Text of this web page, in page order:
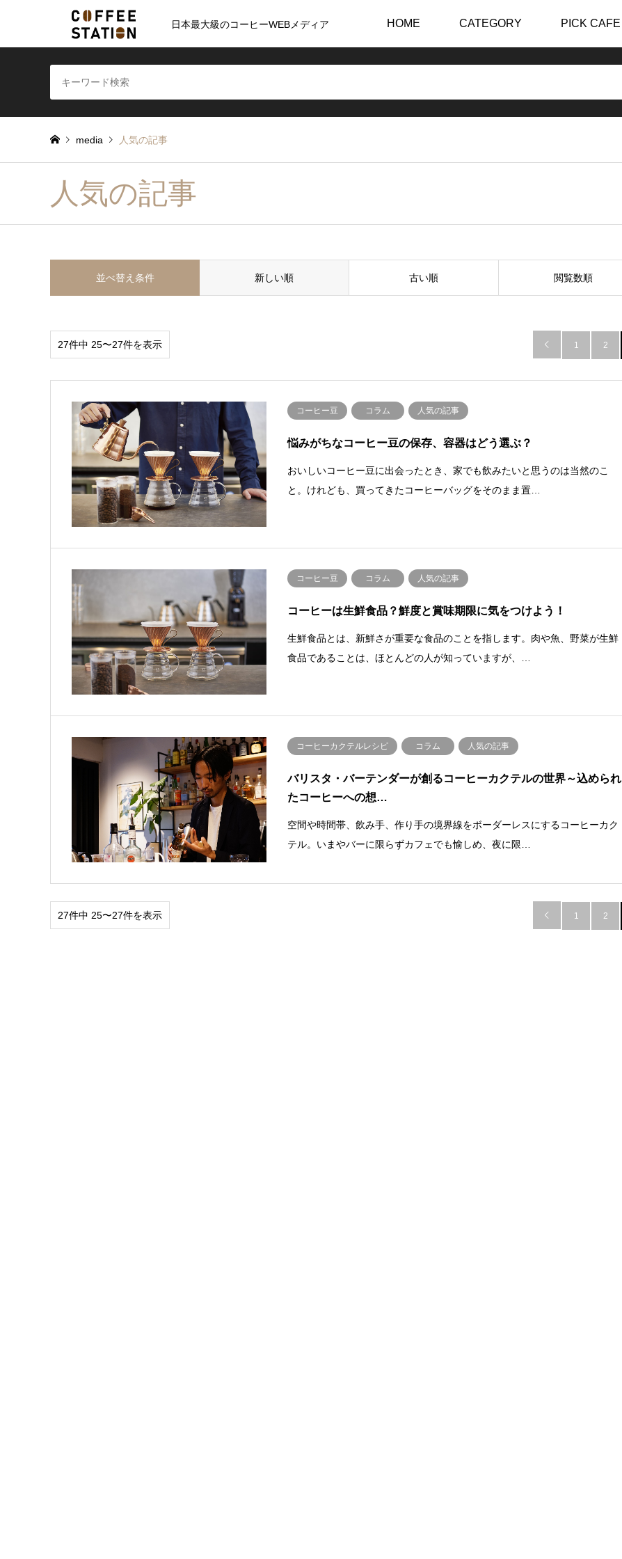
日本最大級のコーヒーWEBメディア HOME CATEGORY PICK CAFE
media 人気の記事
人気の記事
並べ替え条件 新しい順 古い順 閲覧数順
27件中 25〜27件を表示  1 2
コーヒー豆 コラム 人気の記事
悩みがちなコーヒー豆の保存、容器はどう選ぶ？
おいしいコーヒー豆に出会ったとき、家でも飲みたいと思うのは当然のこ
と。けれども、買ってきたコーヒーバッグをそのまま置…
コーヒー豆 コラム 人気の記事
コーヒーは生鮮食品？鮮度と賞味期限に気をつけよう！
生鮮食品とは、新鮮さが重要な食品のことを指します。肉や魚、野菜が生鮮
食品であることは、ほとんどの人が知っていますが、…
コーヒーカクテルレシピ コラム 人気の記事
バリスタ・バーテンダーが創るコーヒーカクテルの世界～込められ
たコーヒーへの想…
空間や時間帯、飲み手、作り手の境界線をボーダーレスにするコーヒーカク
テル。いまやバーに限らずカフェでも愉しめ、夜に限…
27件中 25〜27件を表示  1 2